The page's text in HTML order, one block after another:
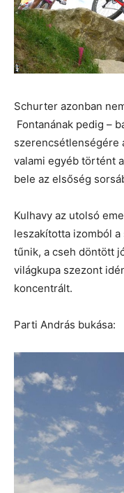
Schurter azonban
Fontanának pedig –
szerencsétlenségére
valami egyéb történt
bele az elsőség
Kulhavy az utolsó
leszakította izomból
tűnik, a cseh döntött
világkupa szezont
koncentrált.
Parti András bukása: